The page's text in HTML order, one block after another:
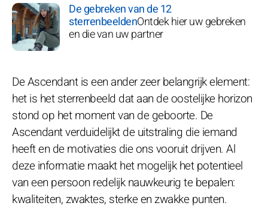
De gebreken van de 12
sterrenbeeldenOntdek hier uw gebreken
en die van uw partner
De Ascendant is een ander zeer belangrijk element:
het is het sterrenbeeld dat aan de oostelijke horizon
stond op het moment van de geboorte. De
Ascendant verduidelijkt de uitstraling die iemand
heeft en de motivaties die ons vooruit drijven. Al
deze informatie maakt het mogelijk het potentieel
van een persoon redelijk nauwkeurig te bepalen:
kwaliteiten, zwaktes, sterke en zwakke punten.